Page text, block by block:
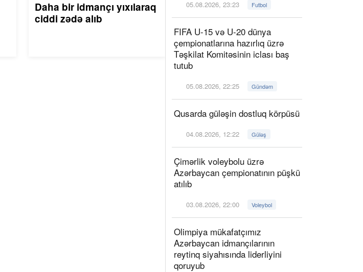
Daha bir idmançı yıxılaraq
ciddi zədə alıb
05.08.2026, 23:23 Futbol
FIFA U-15 və U-20 dünya
çempionatlarına hazırlıq üzrə
Təşkilat Komitəsinin iclası baş
tutub
05.08.2026, 22:25 Gündəm
Qusarda güləşin dostluq körpüsü
04.08.2026, 12:22 Güləş
Çimərlik voleybolu üzrə
Azərbaycan çempionatının püşkü
atılıb
03.08.2026, 22:00 Voleybol
Olimpiya mükafatçımız
Azərbaycan idmançılarının
reytinq siyahısında liderliyini
qoruyub